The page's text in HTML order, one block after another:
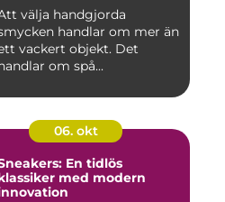
välja handgjorda
handlar om mer än
vackert objekt. Det
om spå...
06. okt
En tidlös
med modern